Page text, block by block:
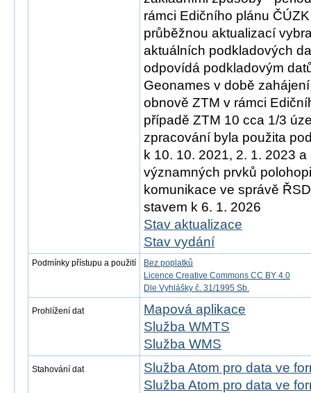
rámci Edičního plánu
průběžnou aktualizací
aktuálních podkladových
odpovídá podkladovým
Geonames v době
obnově ZTM v rámci
případě ZTM 10 cca 1/3
zpracování byla použita
k 10. 10. 2021, 2. 1. 2023
významných prvků
komunikace ve správě
stavem k 6. 1. 2026
Stav aktualizace
Stav vydání
Podmínky přístupu a použití
Bez poplatků
Licence Creative Commons CC BY 4.0
Dle Vyhlášky č. 31/1995 Sb.
Prohlížení dat
Mapová aplikace
Služba WMTS
Služba WMS
Stahování dat
Služba Atom pro data ve
Služba Atom pro data ve